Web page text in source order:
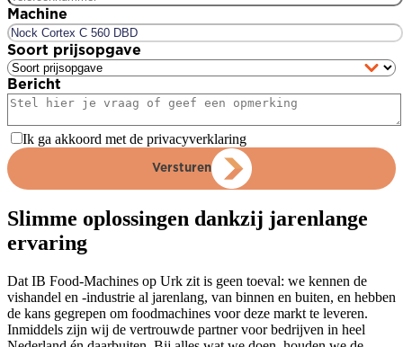
Machine
Soort prijsopgave
Bericht
Ik ga akkoord met de privacyverklaring
Versturen
Slimme oplossingen dankzij jarenlange
ervaring
Dat IB Food-Machines op Urk zit is geen toeval: we kennen de
vishandel en -industrie al jarenlang, van binnen en buiten, en hebben
de kans gegrepen om foodmachines voor deze markt te leveren.
Inmiddels zijn wij de vertrouwde partner voor bedrijven in heel